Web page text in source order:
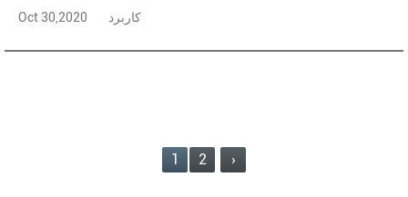
Oct 30,2020 کاربرد
1 2 ›